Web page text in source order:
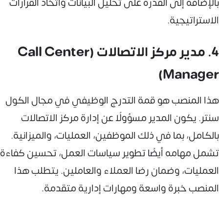
الاستراتيجية.
4. مدير مركز الاتصالات (Call Center
Manager)
هذا المنصب هو قمة التدرج الوظيفي في مجال الكول
سنتر. يكون المدير مسؤولًا عن إدارة مركز الاتصالات
بالكامل، بما في ذلك الموظفين، العمليات، والميزانية.
تشمل مهامه أيضًا تطوير سياسات العمل، تحسين كفاءة
العمليات، وضمان رضا العملاء والعاملين. يتطلب هذا
المنصب خبرة واسعة ومهارات إدارية متقدمة.